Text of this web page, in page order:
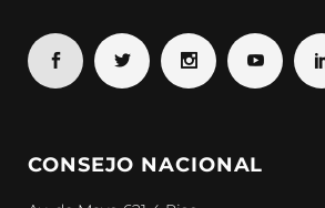
CONSEJO NACIONAL